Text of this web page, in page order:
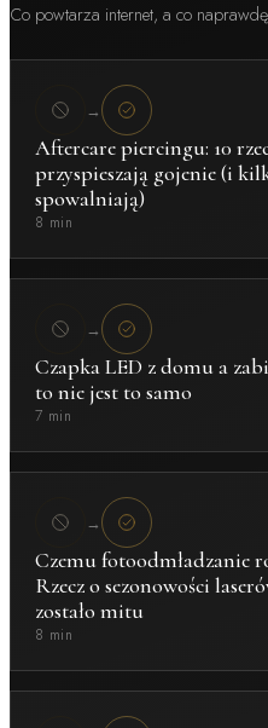
Co powtarza internet, a co
→
Aftercare piercingu: 10
przyspieszają gojenie (i
spowalniają)
8 min
→
Czapka LED z domu a
to nie jest to samo
7 min
→
Czemu fotoodmładzanie
Rzecz o sezonowości
zostało mitu
8 min